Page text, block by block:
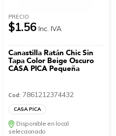
PRECIO
$1.56 Inc. IVA
Canastilla Ratán Chic Sin
Tapa Color Beige Oscuro
CASA PICA Pequeña
Cod: 7861212374432
CASA PICA
Disponible en local
seleccionado